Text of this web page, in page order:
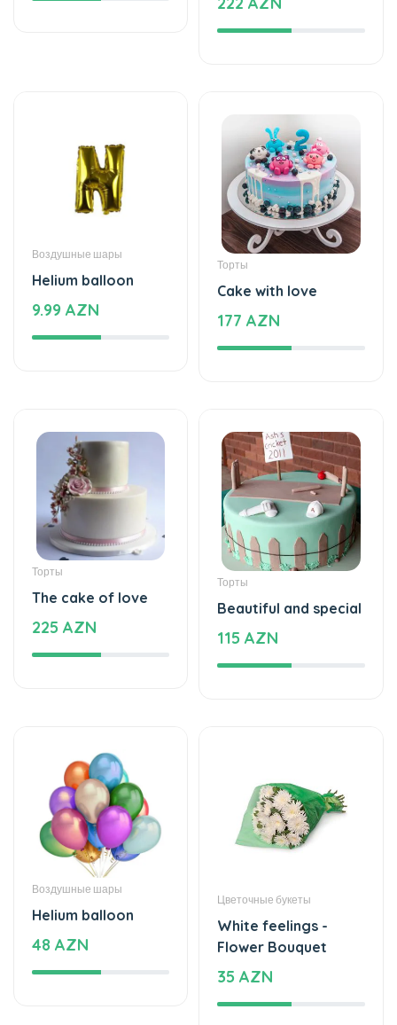
Helium balloon
9.99 AZN
Торты
Cake with love
177 AZN
Торты
The cake of love
225 AZN
Торты
Beautiful and special
115 AZN
Воздушные шары
Helium balloon
48 AZN
White feelings -
Flower Bouquet
35 AZN